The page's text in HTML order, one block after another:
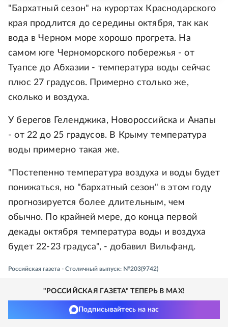
"Бархатный сезон" на курортах Краснодарского
края продлится до середины октября, так как
вода в Черном море хорошо прогрета. На
самом юге Черноморского побережья - от
Туапсе до Абхазии - температура воды сейчас
плюс 27 градусов. Примерно столько же,
сколько и воздуха.
У берегов Геленджика, Новороссийска и Анапы
- от 22 до 25 градусов. В Крыму температура
воды примерно такая же.
"Постепенно температура воздуха и воды будет
понижаться, но "бархатный сезон" в этом году
прогнозируется более длительным, чем
обычно. По крайней мере, до конца первой
декады октября температура воды и воздуха
будет 22-23 градуса", - добавил Вильфанд.
Российская газета - Столичный выпуск: №203(9742)
"РОССИЙСКАЯ ГАЗЕТА" ТЕПЕРЬ В MAX!
Подписывайтесь на нас